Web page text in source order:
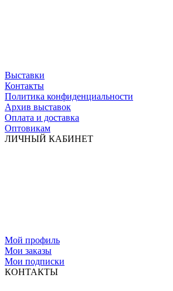
Выставки
Контакты
Политика конфиденциальности
Архив выставок
Оплата и доставка
Оптовикам
ЛИЧНЫЙ КАБИНЕТ
Мой профиль
Мои заказы
Мои подписки
КОНТАКТЫ